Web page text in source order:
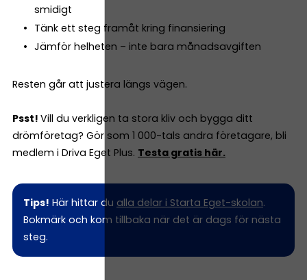
smidigt
Tänk ett steg framåt kring finansiering
Jämför helheten – inte bara månadsavgiften
Resten går att justera längs vägen.
Psst! Vill du verkligen ta stora kliv och bygga ditt
drömföretag? Gör som 1 000-tals andra företagare, bli
medlem i Driva Eget Plus. Testa gratis här.
Tips! Här hittar du alla delar i Starta Eget-skolan.
Bokmärk och kom tillbaka när det är dags för nästa
steg.